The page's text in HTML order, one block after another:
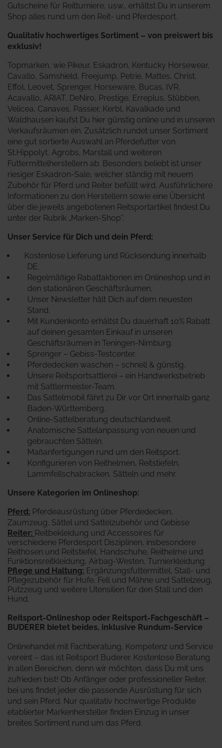
Gutscheine für Reitturniere, usw., erhältst Du in unserem
Shop alles rund um den Reit- und Pferdesport.
Qualitativ hochwertiges Sortiment – von preiswert bis
exklusiv!
Topmarken, wie Pikeur, Eskadron, Kentucky Horsewear,
Cavallo, Samshield, Freejump, Petrie, Mattes, Christ,
Effol, Leovet, Sprenger, Horseware, Bucas, IVR,
Acavallo, ARIAT, DeNiro, Prestige, Erreplus, Stübben,
Velicea, Canaves, Passier, Kerbl, Kavalkade und
Waldhausen kaufst Du hier günstig online und in unseren
Verkaufsräumen ein. Zusätzlich rundet unser Sortiment
eine gut sortierte Auswahl an Pferdefutter von
St.Hippolyt, Agrobs, Marstall und weiteren
Futtermittelherstellern ab. Besonders beliebt ist unser
riesiger Eskadron-Sale, welcher ständig mit neuem
Zubehör für Pferd und Reiter befüllt wird. Ausführlichere
Informationen zu den Herstellern sowie eine Übersicht
über die jeweils angebotenen Reitsportartikel findest Du
unter der Rubrik „Marken-Shop“.
Unser Service für Dich und dein Pferd:
Kostenlose Lieferung und Rücksendung innerhalb
DE.
Regelmäßige Rabattaktionen im Onlineshop und in
den stationären Geschäftsräumen.
Unser Newsletter hält Dich auf dem neuesten
Stand.
Mit Kundenkonto erhältst Du dauerhaft 10% Rabatt
auf deinen gesamten Einkauf in unseren
Geschäftsräumen in Teningen-Nimburg.
Sprenger – Gebiss-Testcenter.
Pferdedecken waschen – schnell & günstig.
Unsere Reitsportsattlerei – ein Handwerksbetrieb
mit Sattlermeister-Team.
Das Sattelmobil fährt zu Dir vor Ort innerhalb ganz
Baden-Württemberg.
Online-Sattelberatung deutschlandweit.
Anatomische Sattelanpassung von neuen und
gebrauchten Sätteln.
Maßanfertigungen rund um den Reitsport.
Konfigurieren von Reithelmen, Reitstiefeln,
Lammfellschabracken, Sätteln und mehr.
Unsere Kategorien im Onlineshop:
Pferd: Pferdeausrüstung über Pferdedecken,
Zaumzeug, Sättel und Sattelzubehör und Gebisse
Reiter: Reitbekleidung und Accessoires für
verschiedene Pferdesport Disziplinen, insbesondere
Reithosen und Reitstiefel, Handschuhe, Reithelme und
Funktionsreitkleidung, Airbag-Westen, Turnierkleidung
Pflege und Haltung: Ergänzungsfuttermittel, Stall- und
Pflegezubehör für Hufe, Fell und Mähne und Sattelzeug,
Putzzeug und weitere Utensilien für den Stall und den
Hund.
Reitsport-Onlineshop oder Reitsport-Fachgeschäft –
BUDERER bietet beides, inklusive Rundum-Service
Onlinehandel mit Fachberatung, Kompetenz und Service
vereint – das ist Reitsport Buderer. Kostenlose Beratung
in allen Bereichen, denn wir möchten, dass Du mit uns
zufrieden bist! Ob Anfänger oder professioneller Reiter,
bei uns findet jeder die passende Ausrüstung für sich
und sein Pferd. Nur qualitativ hochwertige Produkte
etablierter Markenhersteller finden Einzug in unser
breites Sortiment rund um das Pferd.